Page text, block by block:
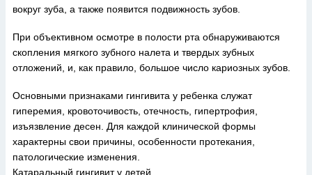
вокруг зуба, а также появится подвижность зубов.
При объективном осмотре в полости рта обнаруживаются
скопления мягкого зубного налета и твердых зубных
отложений, и, как правило, большое число кариозных зубов.
Основными признаками гингивита у ребенка служат
гиперемия, кровоточивость, отечность, гипертрофия,
изъязвление десен. Для каждой клинической формы
характерны свои причины, особенности протекания,
патологические изменения.
Катаральный гингивит у детей